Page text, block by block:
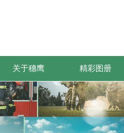
关于穗鹰 精彩图册